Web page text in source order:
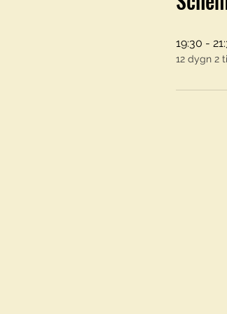
19:30 -
12 dygn 2